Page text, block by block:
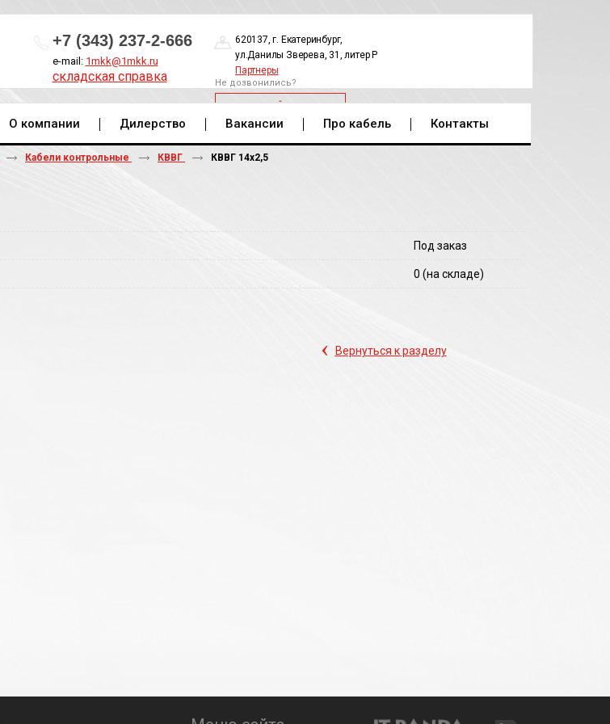
+7 (343) 237-2-666
e-mail: 1mkk@1mkk.ru
складская справка
620137, г. Екатеринбург,
ул.Данилы Зверева, 31, литер Р
Партнеры
Не дозвонились?
ОБРАТНЫЙ ЗВОНОК
О компании Дилерство Вакансии Про кабель Контакты
Кабели контрольные КВВГ КВВГ 14х2,5
Под заказ
0 (на складе)
‹ Вернуться к разделу